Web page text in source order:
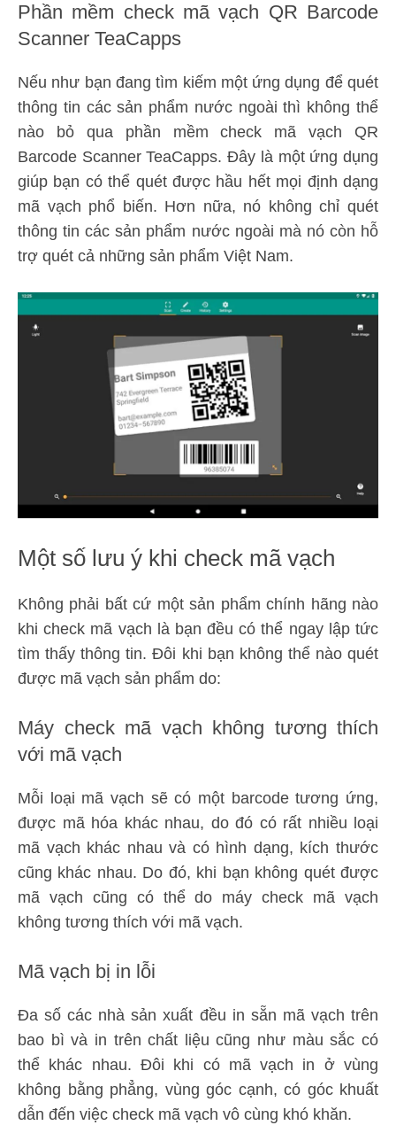
Phần mềm check mã vạch QR Barcode
Scanner TeaCapps
Nếu như bạn đang tìm kiếm một ứng dụng để quét
thông tin các sản phẩm nước ngoài thì không thể
nào bỏ qua phần mềm check mã vạch QR
Barcode Scanner TeaCapps. Đây là một ứng dụng
giúp bạn có thể quét được hầu hết mọi định dạng
mã vạch phổ biến. Hơn nữa, nó không chỉ quét
thông tin các sản phẩm nước ngoài mà nó còn hỗ
trợ quét cả những sản phẩm Việt Nam.
Một số lưu ý khi check mã vạch
Không phải bất cứ một sản phẩm chính hãng nào
khi check mã vạch là bạn đều có thể ngay lập tức
tìm thấy thông tin. Đôi khi bạn không thể nào quét
được mã vạch sản phẩm do:
Máy check mã vạch không tương thích
với mã vạch
Mỗi loại mã vạch sẽ có một barcode tương ứng,
được mã hóa khác nhau, do đó có rất nhiều loại
mã vạch khác nhau và có hình dạng, kích thước
cũng khác nhau. Do đó, khi bạn không quét được
mã vạch cũng có thể do máy check mã vạch
không tương thích với mã vạch.
Mã vạch bị in lỗi
Đa số các nhà sản xuất đều in sẵn mã vạch trên
bao bì và in trên chất liệu cũng như màu sắc có
thể khác nhau. Đôi khi có mã vạch in ở vùng
không bằng phẳng, vùng góc cạnh, có góc khuất
dẫn đến việc check mã vạch vô cùng khó khăn.